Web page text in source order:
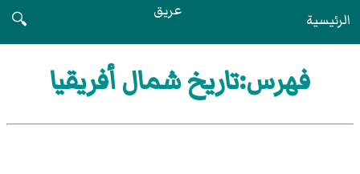
الرئيسية عريق
🔍
فهرس:تاريخ شمال أفريقيا